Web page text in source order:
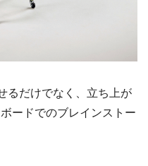
るだけでなく、立ち上が
ードでのブレインストー